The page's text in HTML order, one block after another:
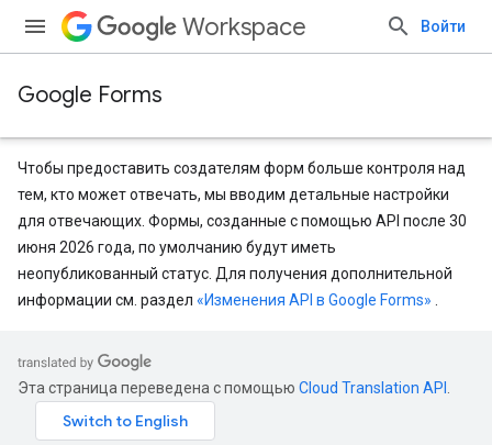
Workspace Войти
Google Forms
Чтобы предоставить создателям форм больше контроля над
тем, кто может отвечать, мы вводим детальные настройки
для отвечающих. Формы, созданные с помощью API после 30
июня 2026 года, по умолчанию будут иметь
неопубликованный статус. Для получения дополнительной
информации см. раздел «Изменения API в Google Forms»
Эта страница переведена с помощью Cloud Translation API